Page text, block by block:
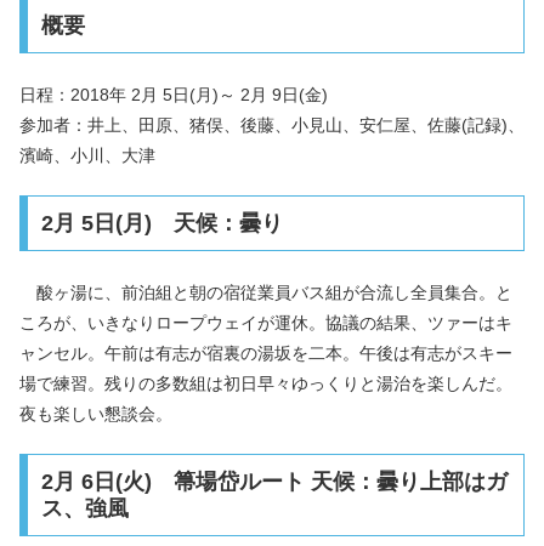
概要
日程：2018年 2月 5日(月)～ 2月 9日(金)
参加者：井上、田原、猪俣、後藤、小見山、安仁屋、佐藤(記録)、
濱崎、小川、大津
2月 5日(月) 天候：曇り
酸ヶ湯に、前泊組と朝の宿従業員バス組が合流し全員集合。と
ころが、いきなりロープウェイが運休。協議の結果、ツァーはキ
ャンセル。午前は有志が宿裏の湯坂を二本。午後は有志がスキー
場で練習。残りの多数組は初日早々ゆっくりと湯治を楽しんだ。
夜も楽しい懇談会。
2月 6日(火) 箒場岱ルート 天候：曇り上部はガ
ス、強風